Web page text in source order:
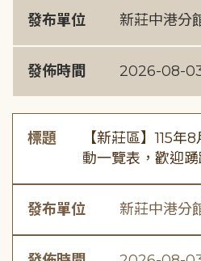
發布單位 新莊中港分
發佈時間 2026-08-
標題
【新莊區】115
動一覽表，歡迎踴
發布單位 新莊中港分